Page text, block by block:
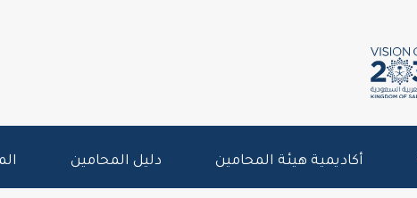
أكاديمية هيئة المحامين دليل المحامين